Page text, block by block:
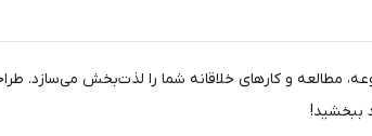
این مجموعه، مطالعه و کارهای خلاقانه شما را لذت‌بخش می‌سازد.
ببخشید!